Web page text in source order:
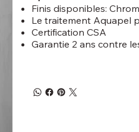
Finis disponibles:
Le traitement Aquapel
Certification CSA
Garantie 2 ans contre